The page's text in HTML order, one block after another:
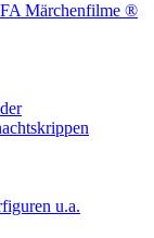
Märchenfilme ®
u.a.